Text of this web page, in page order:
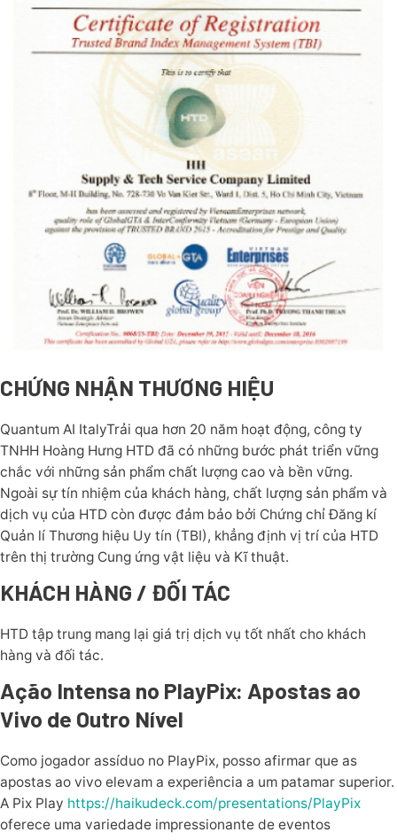
CHỨNG NHẬN THƯƠNG HIỆU
Quantum AI ItalyTrải qua hơn 20 năm hoạt động, công ty
TNHH Hoàng Hưng HTD đã có những bước phát triển vững
chắc với những sản phẩm chất lượng cao và bền vững.
Ngoài sự tín nhiệm của khách hàng, chất lượng sản phẩm và
dịch vụ của HTD còn được đảm bảo bởi Chứng chỉ Đăng kí
Quản lí Thương hiệu Uy tín (TBI), khẳng định vị trí của HTD
trên thị trường Cung ứng vật liệu và Kĩ thuật.
KHÁCH HÀNG / ĐỐI TÁC
HTD tập trung mang lại giá trị dịch vụ tốt nhất cho khách
hàng và đối tác.
Ação Intensa no PlayPix: Apostas ao
Vivo de Outro Nível
Como jogador assíduo no PlayPix, posso afirmar que as
apostas ao vivo elevam a experiência a um patamar superior.
A Pix Play https://haikudeck.com/presentations/PlayPix
oferece uma variedade impressionante de eventos